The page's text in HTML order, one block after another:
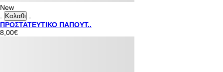
New
Καλαθι
ΠΡΟΣΤΑΤΕΥΤΙΚΟ ΠΑΠΟΥΤ..
8,00€